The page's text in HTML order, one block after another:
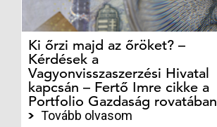
Ki őrzi majd az őröket? –
Kérdések a
Vagyonvisszaszerzési Hivatal
kapcsán – Fertő Imre cikke a
Portfolio Gazdaság rovatában
Tovább olvasom